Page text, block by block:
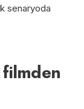
senaryoda